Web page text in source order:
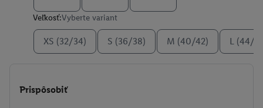
Veľkosť:Vyberte variant
XS (32/34) S (36/38) M (40/42) L (44/
Prispôsobiť